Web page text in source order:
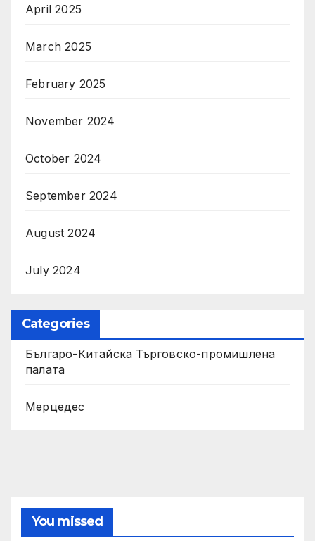
April 2025
March 2025
February 2025
November 2024
October 2024
September 2024
August 2024
July 2024
Categories
Българо-Китайска Търговско-промишлена
палaта
Мерцедес
You missed